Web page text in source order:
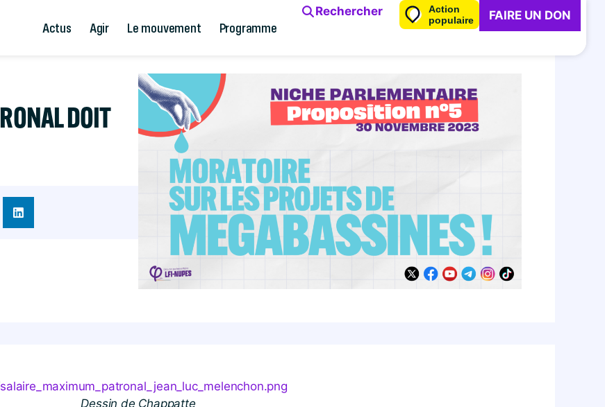
Actus Agir Le mouvement Programme
Rechercher
Action
populaire
FAIRE UN DON
DOIT
Dessin de Chappatte